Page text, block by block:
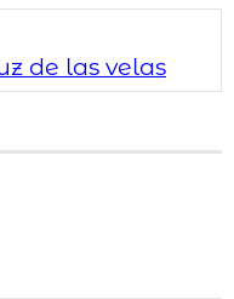
de las velas